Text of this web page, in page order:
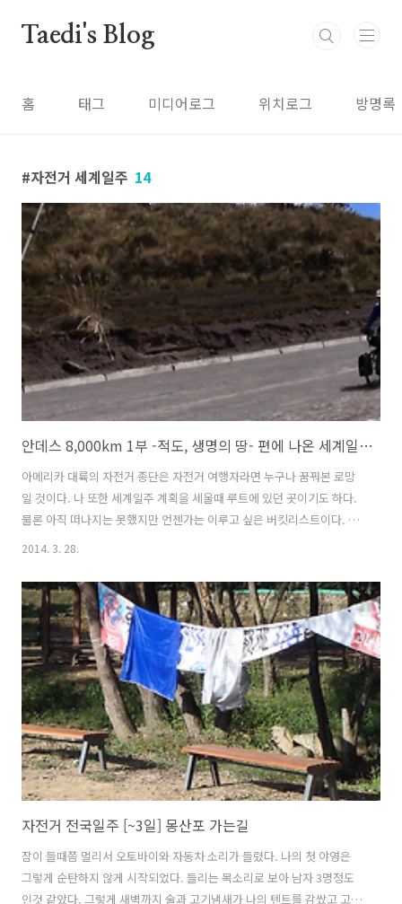
Taedi's Blog
홈 태그 미디어로그 위치로그 방명록
자전거 세계일주 14
안데스 8,000km 1부 -적도, 생명의 땅- 편에 나온 세계일주 자전거 여행자
아메리카 대륙의 자전거 종단은 자전거 여행자라면 누구나 꿈꿔본 로망
일 것이다. 나 또한 세계일주 계획을 세울때 루트에 있던 곳이기도 하다.
물론 아직 떠나지는 못했지만 언젠가는 이루고 싶은 버킷리스트이다. 그
래서 TV에서 남미 관련 방송이나 다큐멘터리를 방영할 경우 꼼꼼하게 챙
1부 - 적도, 생명의 땅 - 편에서 에콰도르의 코토팍시 산을 트렉킹 후 만
난 자전거 여행자와의 잠깐의 조우가 있었다. 코토팍시 산(Cotopaxi)은
해발 5,897m이며 에콰도르 안데스 산맥에 있다. 활화산이며 산 정상에
는 만년설이 쌓여있다. 케추아 족 원주민은 코토팍시 화산을 달의 산 이
라 해서 신성하게 여긴다고 한다. 구글맵 : http://goo.g..
2014. 3. 28.
자전거 전국일주 [~3일] 몽산포 가는길
잠이 들때쯤 멀리서 오토바이와 자동차 소리가 들렸다. 나의 첫 야영은
그렇게 순탄하지 않게 시작되었다. 들리는 목소리로 보아 남자 3명정도
인것 같았다. 그렇게 새벽까지 술과 고기냄새가 나의 텐트를 감쌌고 고성